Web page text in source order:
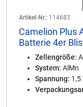
Artikel-Nr.: 114683
Camelion Plus
Batterie 4er
Zellengröße:
System: AlMn
Spannung: 1,5